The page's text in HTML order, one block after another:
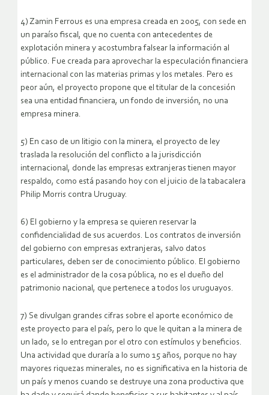
4) Zamin Ferrous es una empresa creada en 2005, con sede en
un paraíso fiscal, que no cuenta con antecedentes de
explotación minera y acostumbra falsear la información al
público. Fue creada para aprovechar la especulación financiera
internacional con las materias primas y los metales. Pero es
peor aún, el proyecto propone que el titular de la concesión
sea una entidad financiera, un fondo de inversión, no una
empresa minera.
5) En caso de un litigio con la minera, el proyecto de ley
traslada la resolución del conflicto a la jurisdicción
internacional, donde las empresas extranjeras tienen mayor
respaldo, como está pasando hoy con el juicio de la tabacalera
Philip Morris contra Uruguay.
6) El gobierno y la empresa se quieren reservar la
confidencialidad de sus acuerdos. Los contratos de inversión
del gobierno con empresas extranjeras, salvo datos
particulares, deben ser de conocimiento público. El gobierno
es el administrador de la cosa pública, no es el dueño del
patrimonio nacional, que pertenece a todos los uruguayos.
7) Se divulgan grandes cifras sobre el aporte económico de
este proyecto para el país, pero lo que le quitan a la minera de
un lado, se lo entregan por el otro con estímulos y beneficios.
Una actividad que duraría a lo sumo 15 años, porque no hay
mayores riquezas minerales, no es significativa en la historia de
un país y menos cuando se destruye una zona productiva que